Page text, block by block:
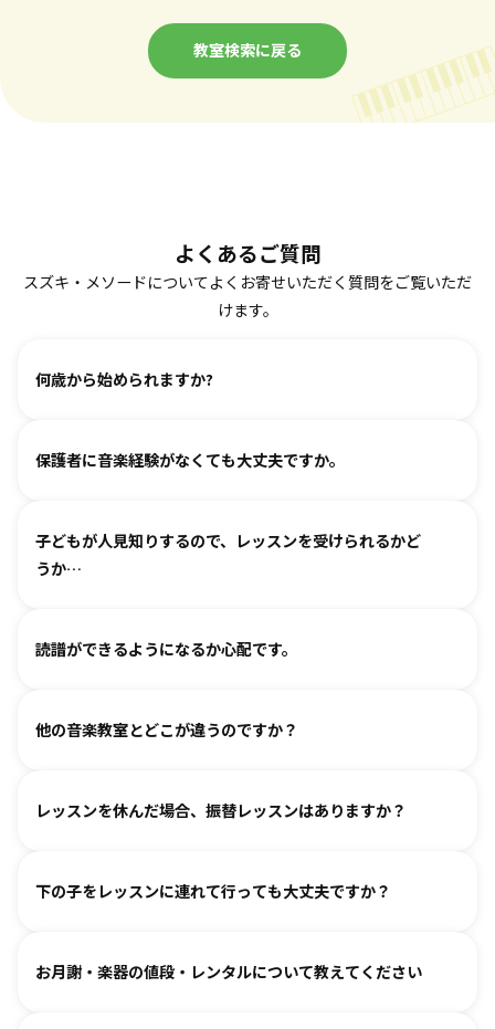
教室検索に戻る
よくあるご質問
スズキ・メソードについてよくお寄せいただく質問をご覧いただ
けます。
何歳から始められますか?
ヴァイオリン、ピアノ、フルート、チェロは2、3歳から始め
（楽器のレッスンを始める前の0〜3歳児コースは全国に約15
箇所ございます。）
保護者に音楽経験がなくても大丈夫ですか。
基本は個人レッスンで、一人一人に合わせて指導しておりま
す。楽器に触れるのが初めてのお子様・ご家庭でも基礎から
グループレッスンやイベントなど、楽しくご参加いただける
る、というお声も多くいただいております。
子どもが人見知りするので、レッスンを受けられるかど
うか…
各指導者がお子様の個性に合わせて、安心して音楽を楽しん
ご覧いただき、徐々に慣れていただくのがおすすめです。お
読譜ができるようになるか心配です。
各指導者がお子様の様子を見ながら工夫をして指導していま
どを通して楽しみながら自然に読譜に慣れていきます。
他の音楽教室とどこが違うのですか？
言葉を身につけるのと同じように、まずはたくさん聴いて、
ァルトなどの名曲を弾けるようになります。指導者は 養成課
レッスンを休んだ場合、振替レッスンはありますか？
教室ごとに時間割を組んでおりますので、各教室までご相談
オンラインレッスン対応が可能な教室もございます。
下の子をレッスンに連れて行っても大丈夫ですか？
どうぞお連れください。まずはレッスン見学にお越しいただ
お月謝・楽器の値段・レンタルについて教えてください